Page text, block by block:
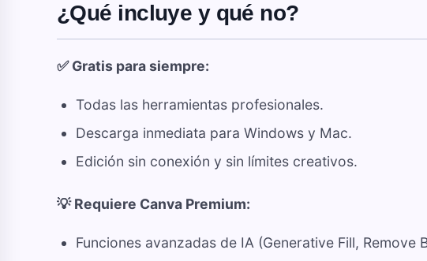
¿Qué incluye y qué no?
✅ Gratis para siempre:
Todas las herramientas profesionales.
Descarga inmediata para Windows y Mac.
Edición sin conexión y sin límites creativos.
💡 Requiere Canva Premium:
Funciones avanzadas de IA (Generative Fill, Remove